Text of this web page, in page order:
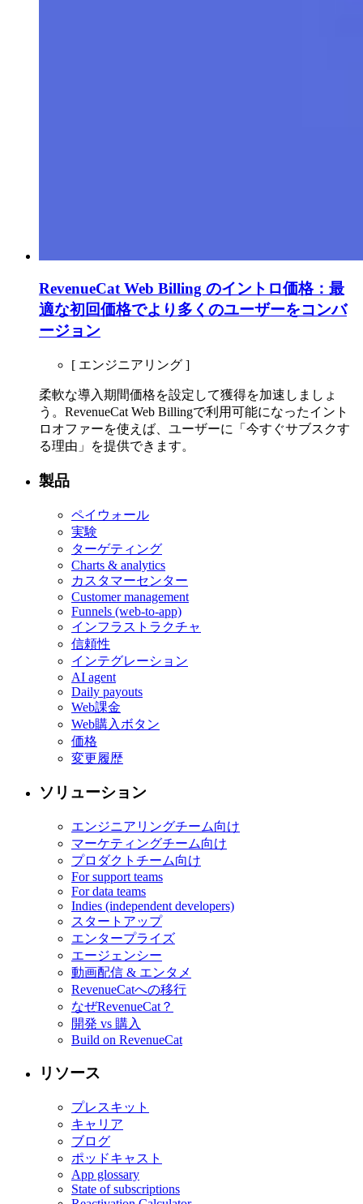
RevenueCat Web Billing のイントロ価格：最
適な初回価格でより多くのユーザーをコンバ
ージョン
[ エンジニアリング ]
柔軟な導入期間価格を設定して獲得を加速しましょ
う。RevenueCat Web Billingで利用可能になったイント
ロオファーを使えば、ユーザーに「今すぐサブスクす
る理由」を提供できます。
製品
ペイウォール
実験
ターゲティング
Charts & analytics
カスタマーセンター
Customer management
Funnels (web-to-app)
インフラストラクチャ
信頼性
インテグレーション
AI agent
Daily payouts
Web課金
Web購入ボタン
価格
変更履歴
ソリューション
エンジニアリングチーム向け
マーケティングチーム向け
プロダクトチーム向け
For support teams
For data teams
Indies (independent developers)
スタートアップ
エンタープライズ
エージェンシー
動画配信 & エンタメ
RevenueCatへの移行
なぜRevenueCat？
開発 vs 購入
Build on RevenueCat
リソース
プレスキット
キャリア
ブログ
ポッドキャスト
App glossary
State of subscriptions